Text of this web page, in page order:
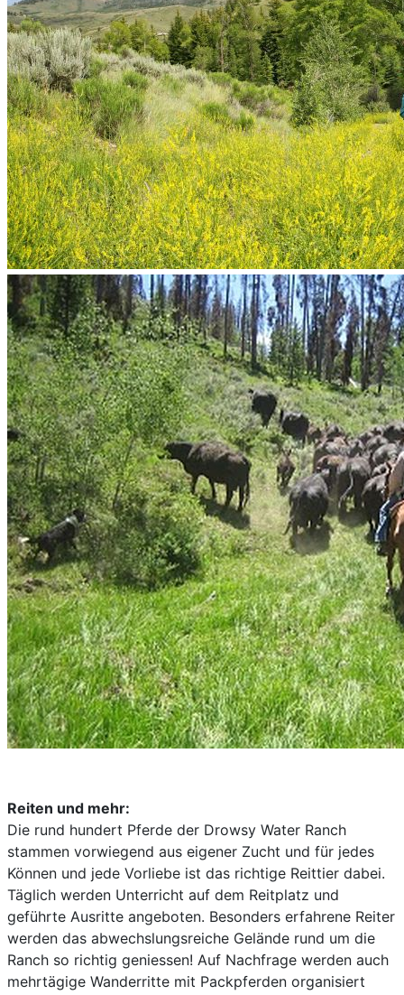
Reiten und mehr:
Die rund hundert Pferde der Drowsy Water Ranch
stammen vorwiegend aus eigener Zucht und für jedes
Können und jede Vorliebe ist das richtige Reittier dabei.
Täglich werden Unterricht auf dem Reitplatz und
geführte Ausritte angeboten. Besonders erfahrene Reiter
werden das abwechslungsreiche Gelände rund um die
Ranch so richtig geniessen! Auf Nachfrage werden auch
mehrtägige Wanderritte mit Packpferden organisiert